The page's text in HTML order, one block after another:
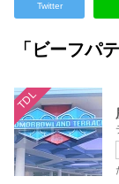
Twitter
「ビーフパ
TDL